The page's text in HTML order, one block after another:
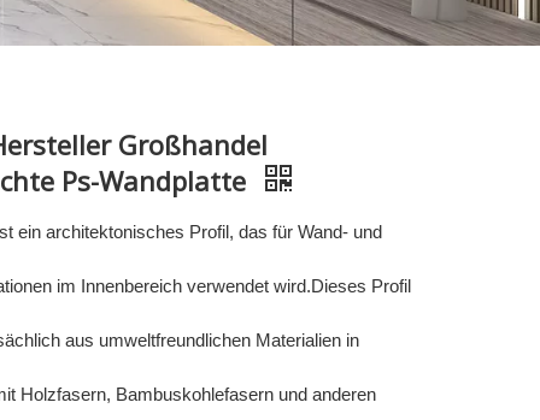
Großhandel
Ps-Wandplatte
ein architektonisches Profil, das für Wand- und
im Innenbereich verwendet wird.Dieses Profil
aus umweltfreundlichen Materialien in
Holzfasern, Bambuskohlefasern und anderen